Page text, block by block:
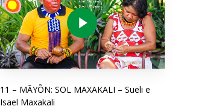
Play Video
11 – MÃYÕN: SOL MAXAKALI – Sueli e
Isael Maxakali